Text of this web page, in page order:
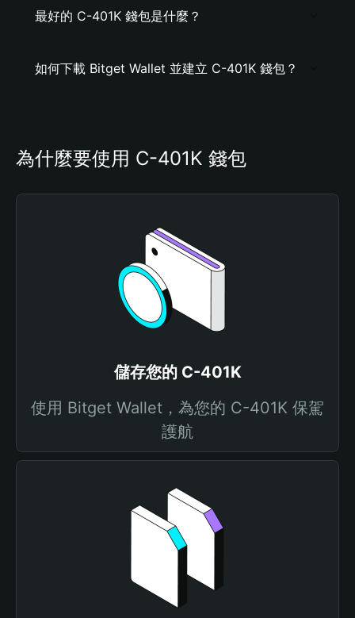
最好的 C-401K 錢包是什麼？
如何下載 Bitget Wallet 並建立 C-401K 錢包？
為什麼要使用 C-401K 錢包
儲存您的 C-401K
使用 Bitget Wallet，為您的 C-401K 保駕
護航